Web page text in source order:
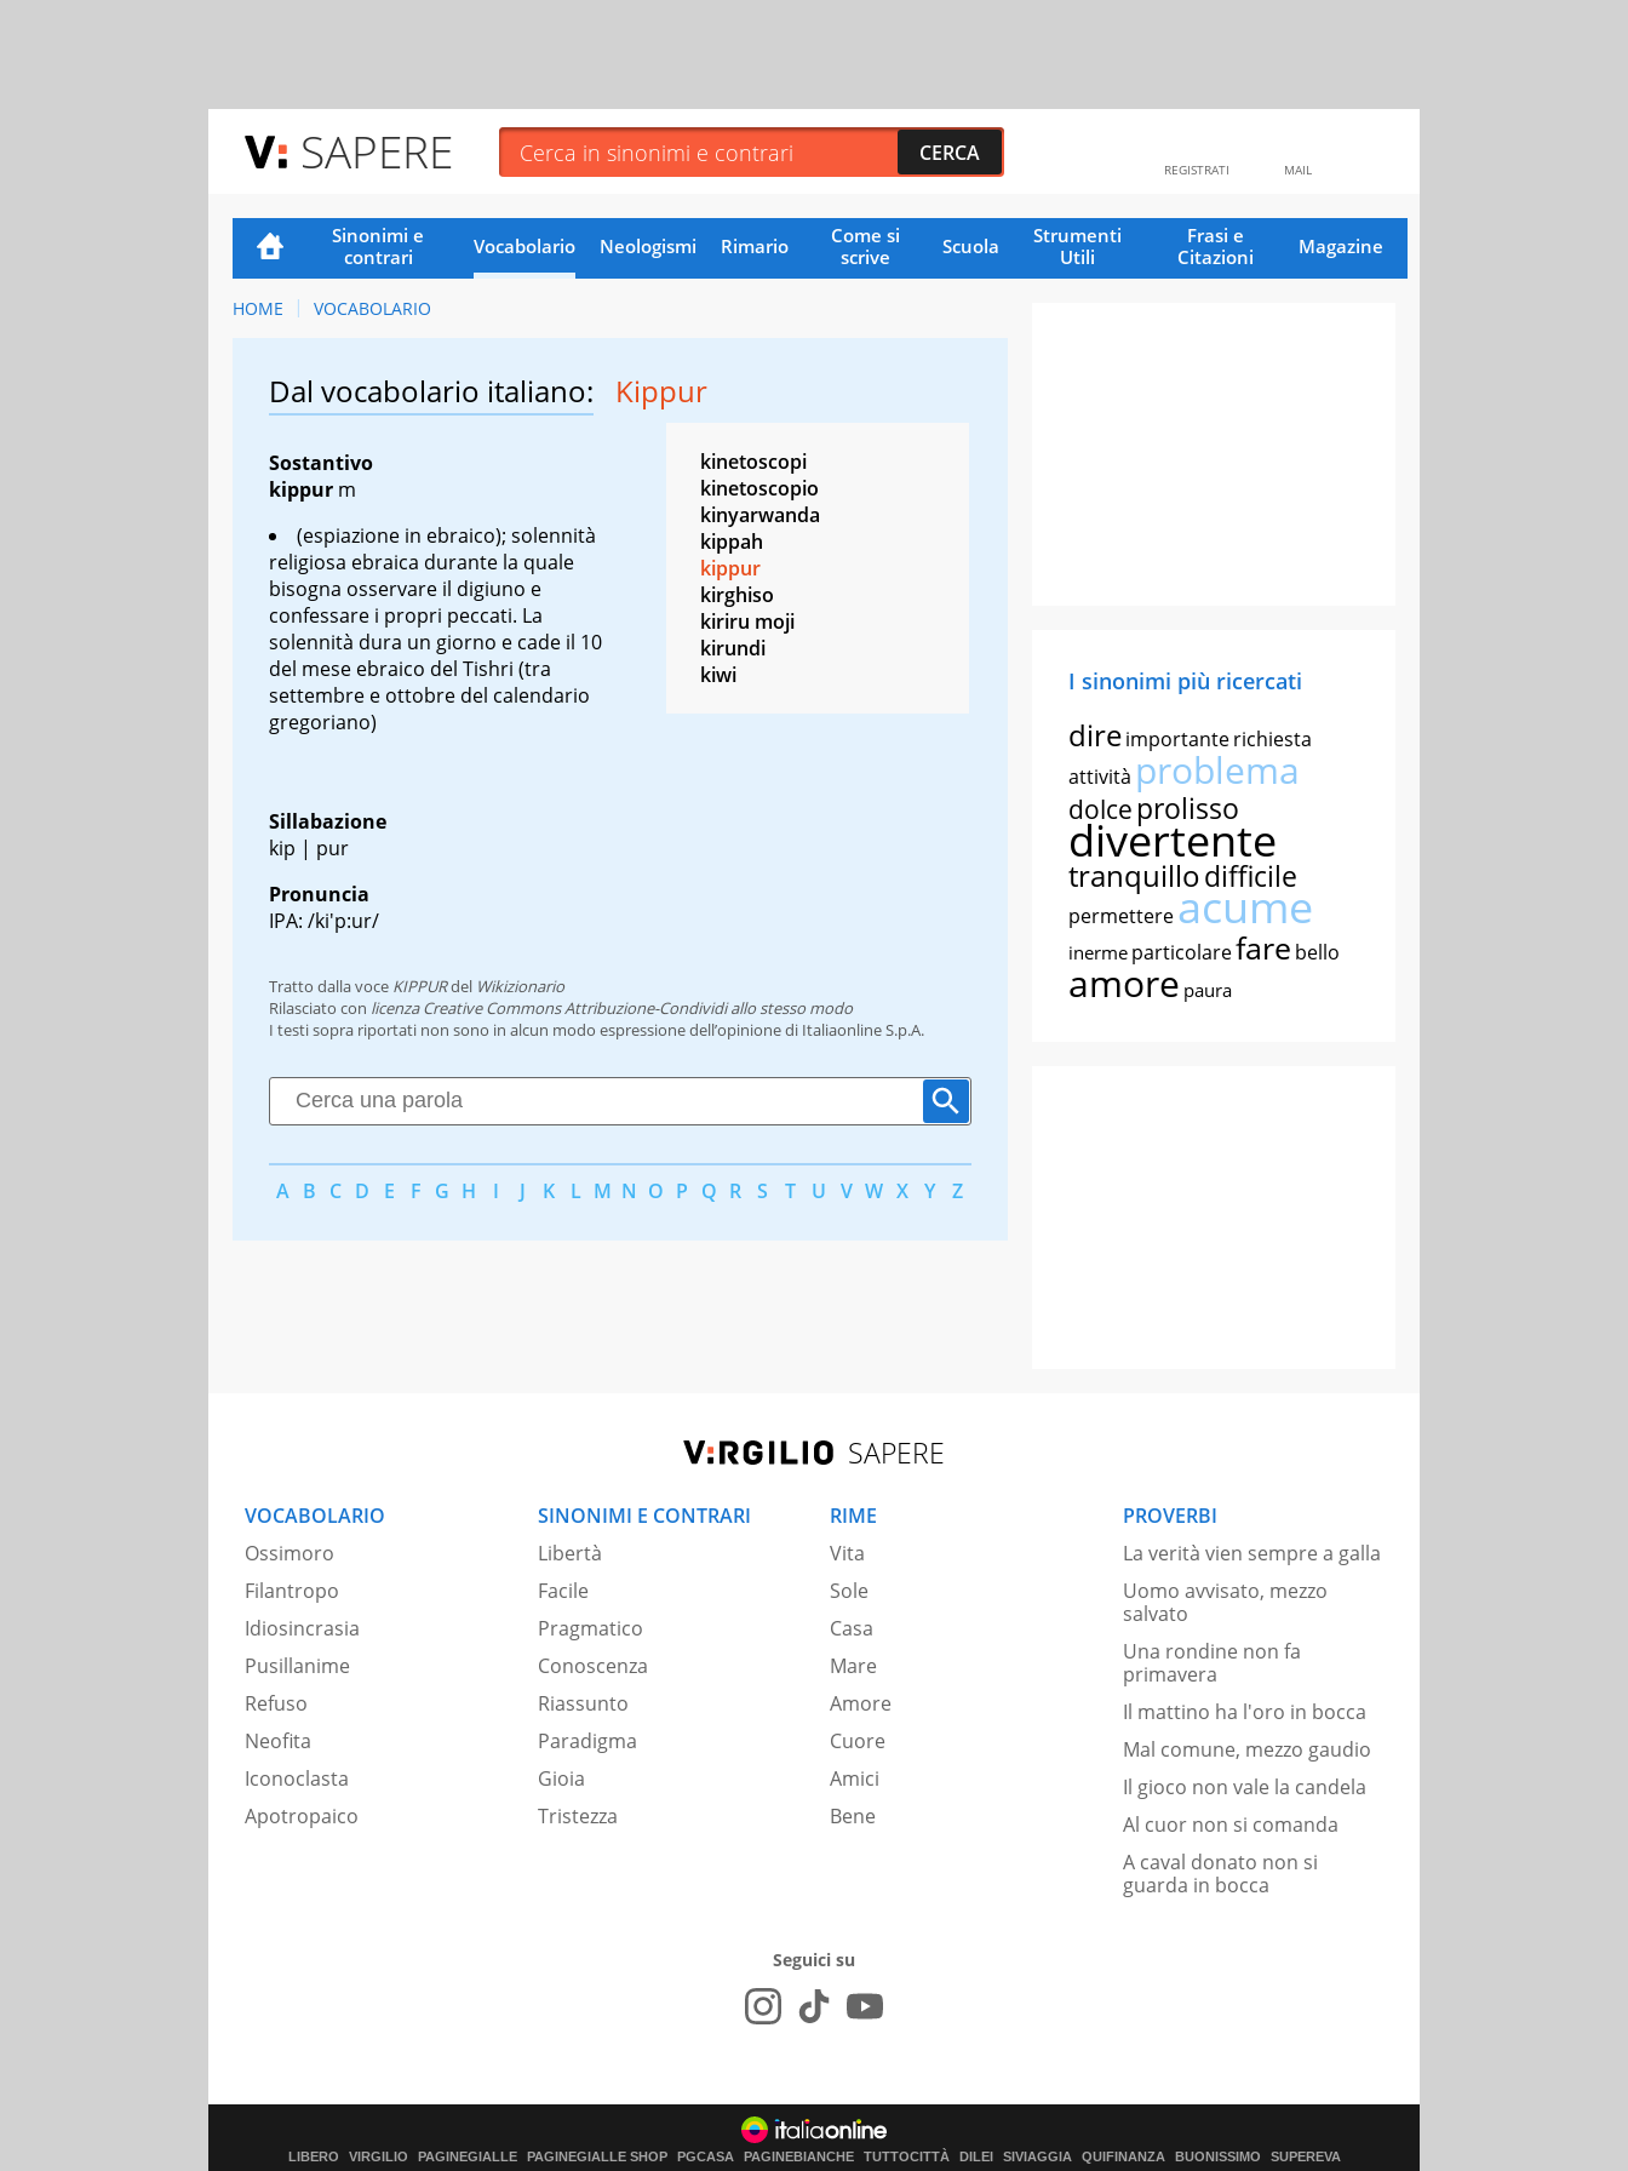
SAPERE MAIL
REGISTRATI
Sinonimi e
contrari
Vocabolario Neologismi Rimario
Come si
scrive
Scuola
Strumenti
Utili
Frasi e
Citazioni
Magazine
HOME VOCABOLARIO
Dal vocabolario italiano: Kippur
Sostantivo
kippur m
(espiazione in ebraico); solennità
religiosa ebraica durante la quale
bisogna osservare il digiuno e
confessare i propri peccati. La
solennità dura un giorno e cade il 10
del mese ebraico del Tishri (tra
settembre e ottobre del calendario
gregoriano)
Sillabazione
kip | pur
Pronuncia
IPA: /ki'p:ur/
kinetoscopi
kinetoscopio
kinyarwanda
kippah
kippur
kirghiso
kiriru moji
kirundi
kiwi
Tratto dalla voce KIPPURdel Wikizionario
Rilasciato con licenza Creative Commons Attribuzione-Condividi allo stesso modo
I testi sopra riportati non sono in alcun modo espressione dell’opinione di Italiaonline S.p.A.
A B C D E F G H I J K L M N O P Q R S T U V W X Y Z
I sinonimi più ricercati
direimportanterichiesta
attività problema
dolce prolisso
divertente
tranquillodifficile
permettereacume
inerme particolarefare bello
amore paura
SAPERE
VOCABOLARIO
Ossimoro
Filantropo
Idiosincrasia
Pusillanime
Refuso
Neofita
Iconoclasta
Apotropaico
SINONIMI E CONTRARI
Libertà
Facile
Pragmatico
Conoscenza
Riassunto
Paradigma
Gioia
Tristezza
RIME
Vita
Sole
Casa
Mare
Amore
Cuore
Amici
Bene
PROVERBI
La verità vien sempre a galla
Uomo avvisato, mezzo
salvato
Una rondine non fa
primavera
Il mattino ha l'oro in bocca
Mal comune, mezzo gaudio
Il gioco non vale la candela
Al cuor non si comanda
A caval donato non si
guarda in bocca
Seguici su
LIBERO VIRGILIO PAGINEGIALLE PAGINEGIALLE SHOP PGCASA PAGINEBIANCHE TUTTOCITTÀ DILEI SIVIAGGIA QUIFINANZA BUONISSIMO SUPEREVA